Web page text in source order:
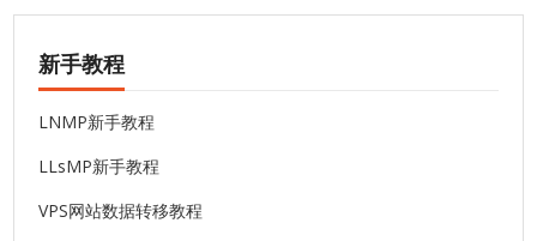
新手教程
LNMP新手教程
LLsMP新手教程
VPS网站数据转移教程